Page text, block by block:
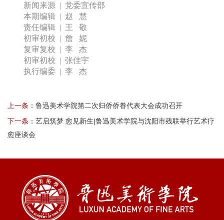
新闻来源 | 党委宣传部
本期编辑 | 赵 慧
责任编辑 | 王 敬
初审初校 | 詹 妮
复审复校 | 李 杰
初审初校 | 张佳宇
执行编委 | 李 杰
上一条： 鲁迅美术学院第二次归侨侨眷代表大会成功召开
下一条： 艺启筑梦 愈见新生|鲁迅美术学院与沈阳市残联举行艺术疗
愈座谈会